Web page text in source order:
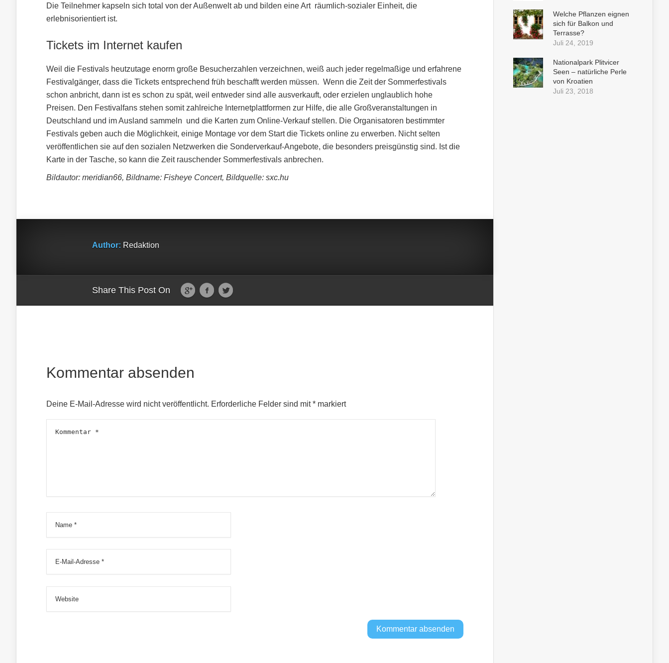
Die Teilnehmer kapseln sich total von der Außenwelt ab und bilden eine Art räumlich-sozialer Einheit, die
erlebnisorientiert ist.
Tickets im Internet kaufen
Weil die Festivals heutzutage enorm große Besucherzahlen verzeichnen, weiß auch jeder regelmaßige und erfahrene
Festivalgänger, dass die Tickets entsprechend früh beschafft werden müssen. Wenn die Zeit der Sommerfestivals
schon anbricht, dann ist es schon zu spät, weil entweder sind alle ausverkauft, oder erzielen unglaublich hohe
Preisen. Den Festivalfans stehen somit zahlreiche Internetplattformen zur Hilfe, die alle Großveranstaltungen in
Deutschland und im Ausland sammeln und die Karten zum Online-Verkauf stellen. Die Organisatoren bestimmter
Festivals geben auch die Möglichkeit, einige Montage vor dem Start die Tickets online zu erwerben. Nicht selten
veröffentlichen sie auf den sozialen Netzwerken die Sonderverkauf-Angebote, die besonders preisgünstig sind. Ist die
Karte in der Tasche, so kann die Zeit rauschender Sommerfestivals anbrechen.
Bildautor: meridian66, Bildname: Fisheye Concert, Bildquelle: sxc.hu
Author: Redaktion
Share This Post On
Kommentar absenden
Deine E-Mail-Adresse wird nicht veröffentlicht. Erforderliche Felder sind mit* markiert
Welche Pflanzen eignen
sich für Balkon und
Terrasse?
Juli 24, 2019
Nationalpark Plitvicer
Seen – natürliche Perle
von Kroatien
Juli 23, 2018